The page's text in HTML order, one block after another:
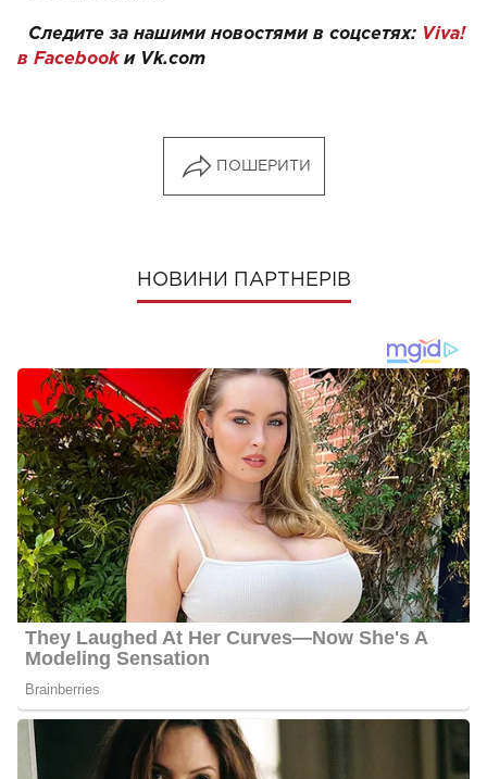
Следите за нашими новостями в соцсетях: Viva!
в Facebookи Vk.com
ПОШЕРИТИ
НОВИНИ ПАРТНЕРІВ